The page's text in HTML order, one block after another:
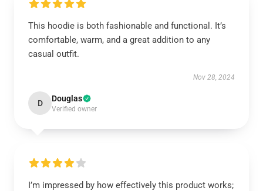
This hoodie is both fashionable and functional. It’s
comfortable, warm, and a great addition to any
casual outfit.
Nov 28, 2024
D Douglas
Verified owner
I’m impressed by how effectively this product works;